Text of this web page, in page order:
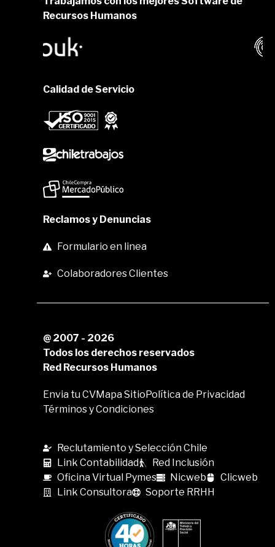
Recursos Humanos
Calidad de Servicio
Reclamos y Denuncias
Formulario en linea
Colaboradores Clientes
@ 2007 - 2026
Todos los derechos reservados
Red Recursos Humanos
Envia tu CVMapa SitioPolítica de Privacidad
Términos y Condiciones
Reclutamiento y Selección Chile
Link Contabilidad
Red Inclusión
Oficina Virtual Pymes
Nicweb
Clicweb
Link Consultora
Soporte RRHH